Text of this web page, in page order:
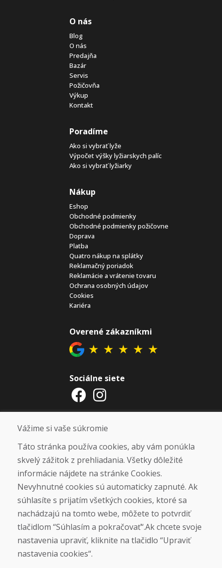
O nás
Blog
O nás
Predajňa
Bazár
Servis
Požičovňa
Výkup
Kontakt
Poradíme
Ako si vybrať lyže
Výpočet výšky lyžiarskych palíc
Ako si vybrať lyžiarky
Nákup
Eshop
Obchodné podmienky
Obchodné podmienky požičovne
Doprava
Platba
Quatro nákup na splátky
Reklamačný poriadok
Reklamácie a vrátenie tovaru
Ochrana osobných údajov
Cookies
Kariéra
Overené zákazníkmi
★ ★ ★ ★ ★
Sociálne siete
Otváracie hodiny
UKONČENÁ. ĎAKUJEME VÁM ZA
PRIAZEŇ A TEŠÍME SA NA VÁS OPÄŤ
OD 14. 9. 2026.
Nájsť na Google mape
Vážime si vaše súkromie
Táto stránka používa cookies, aby vám ponúkla
skvelý zážitok z prehliadania. Všetky dôležité
informácie nájdete na stránke Cookies.
Nevyhnutné cookies sú automaticky zapnuté. Ak
súhlasíte s prijatím všetkých cookies, ktoré sa
nachádzajú na tomto webe, môžete to potvrdiť
tlačidlom “Súhlasím a pokračovať“.Ak chcete svoje
nastavenia upraviť, kliknite na tlačidlo “Upraviť
nastavenia cookies“.